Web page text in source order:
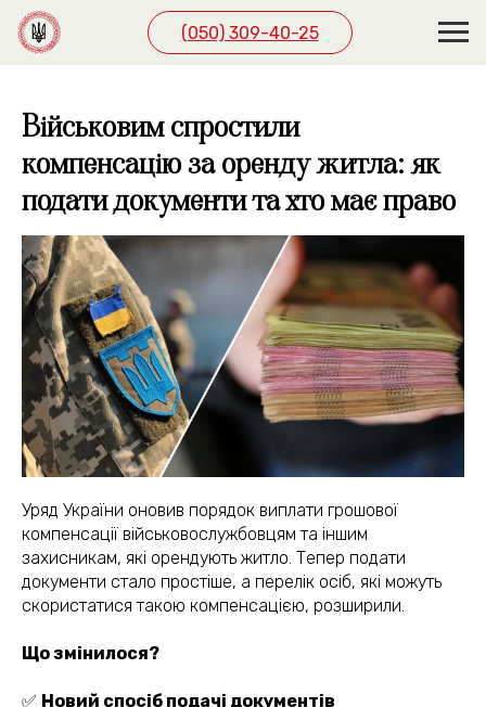
(050) 309-40-25
Військовим спростили
компенсацію за оренду житла: як
подати документи та хто має право
Уряд України оновив порядок виплати грошової
компенсації військовослужбовцям та іншим
захисникам, які орендують житло. Тепер подати
документи стало простіше, а перелік осіб, які можуть
скористатися такою компенсацією, розширили.
Що змінилося?
✅ Новий спосіб подачі документів